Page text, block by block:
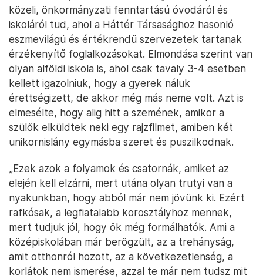
közeli, önkormányzati fenntartású óvodáról és
iskoláról tud, ahol a Háttér Társasághoz hasonló
eszmevilágú és értékrendű szervezetek tartanak
érzékenyítő foglalkozásokat. Elmondása szerint van
olyan alföldi iskola is, ahol csak tavaly 3-4 esetben
kellett igazolniuk, hogy a gyerek náluk
érettségizett, de akkor még más neme volt. Azt is
elmesélte, hogy alig hitt a szemének, amikor a
szülők elküldtek neki egy rajzfilmet, amiben két
unikornislány egymásba szeret és puszilkodnak.
„Ezek azok a folyamok és csatornák, amiket az
elején kell elzárni, mert utána olyan trutyi van a
nyakunkban, hogy abból már nem jövünk ki. Ezért
rafkósak, a legfiatalabb korosztályhoz mennek,
mert tudjuk jól, hogy ők még formálhatók. Ami a
középiskolában már berögzült, az a trehányság,
amit otthonról hozott, az a következetlenség, a
korlátok nem ismerése, azzal te már nem tudsz mit